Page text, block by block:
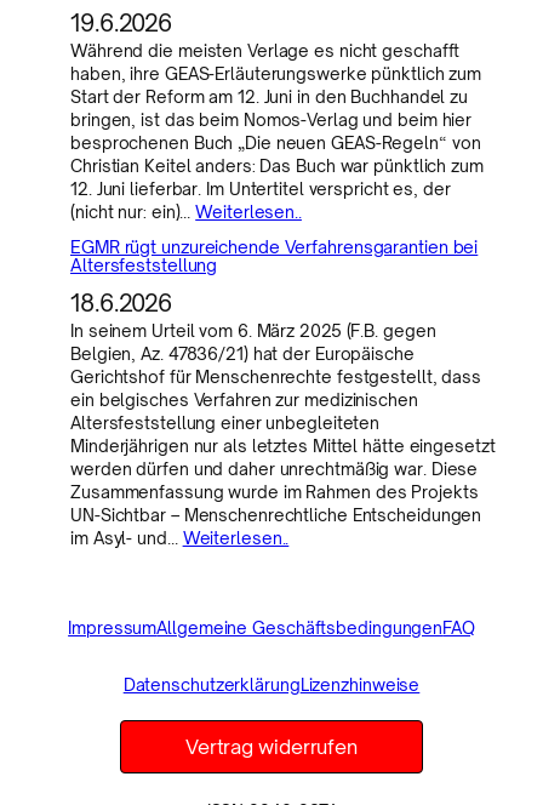
19.6.2026
Während die meisten Verlage es nicht geschafft
haben, ihre GEAS-Erläuterungswerke pünktlich zum
Start der Reform am 12. Juni in den Buchhandel zu
bringen, ist das beim Nomos-Verlag und beim hier
besprochenen Buch „Die neuen GEAS-Regeln“ von
Christian Keitel anders: Das Buch war pünktlich zum
12. Juni lieferbar. Im Untertitel verspricht es, der
(nicht nur: ein)…Weiterlesen..
EGMR rügt unzureichende Verfahrensgarantien bei
Altersfeststellung
18.6.2026
In seinem Urteil vom 6. März 2025 (F.B. gegen
Belgien, Az. 47836/21) hat der Europäische
Gerichtshof für Menschenrechte festgestellt, dass
ein belgisches Verfahren zur medizinischen
Altersfeststellung einer unbegleiteten
Minderjährigen nur als letztes Mittel hätte eingesetzt
werden dürfen und daher unrechtmäßig war. Diese
Zusammenfassung wurde im Rahmen des Projekts
UN-Sichtbar – Menschenrechtliche Entscheidungen
im Asyl- und… Weiterlesen..
ImpressumAllgemeine GeschäftsbedingungenFAQ
DatenschutzerklärungLizenzhinweise
Vertrag widerrufen